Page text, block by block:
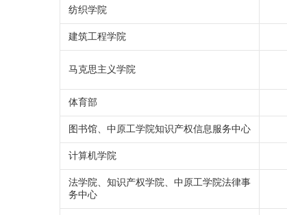
纺织学院
建筑工程学院
马克思主义学院
体育部
图书馆、中原工学院知识产权信息服务中心
计算机学院
法学院、知识产权学院、中原工学院法律事
务中心